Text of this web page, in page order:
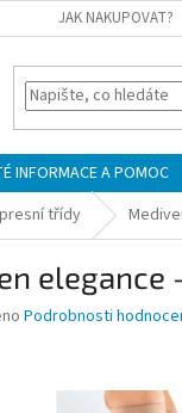
JAK NAKUPOVAT?
INFORMACE A POMOC
třídy
elegance
Podrobnosti